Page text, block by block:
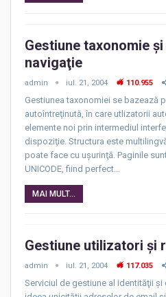
Gestiune taxonomie
navigaţie
admin iul. 21, 2004 110.955
Gestiunea taxonomiei se bazează
autoîntreţinută, în care utlizatorii
elemente noi prin intermediul
dispoziţie. Structura este
poate face cu uşurinţă. Paginile
UNICODE, fiind perfect…
MAI MULT...
Gestiune utilizatori şi
admin iul. 21, 2004 117.035
Serviciul de gestiune al identităţii